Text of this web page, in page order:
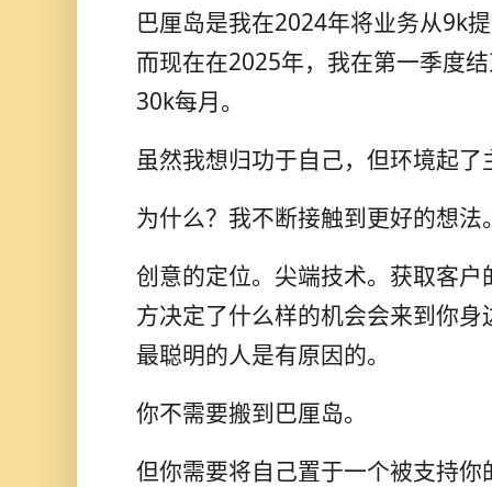
巴厘岛是我在2024年将业务从9k
而现在在2025年，我在第一季度
30k每月。
虽然我想归功于自己，但环境起了
为什么？我不断接触到更好的想法
创意的定位。尖端技术。获取客
方决定了什么样的机会会来到你
最聪明的人是有原因的。
你不需要搬到巴厘岛。
但你需要将自己置于一个被支持